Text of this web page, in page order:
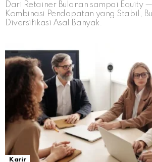
Dari Retainer Bulanan sampai Equity
Kombinasi Pendapatan yang Stabil,
Diversifikasi Asal Banyak.
Karir